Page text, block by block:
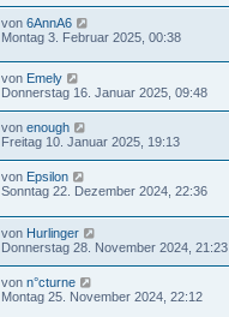
von 6AnnA6
Montag 3. Februar 2025, 00:38
von Emely
Donnerstag 16. Januar 2025, 09:48
von enough
Freitag 10. Januar 2025, 19:13
von Epsilon
Sonntag 22. Dezember 2024, 22:36
von Hurlinger
Donnerstag 28. November 2024, 21:23
von n°cturne
Montag 25. November 2024, 22:12